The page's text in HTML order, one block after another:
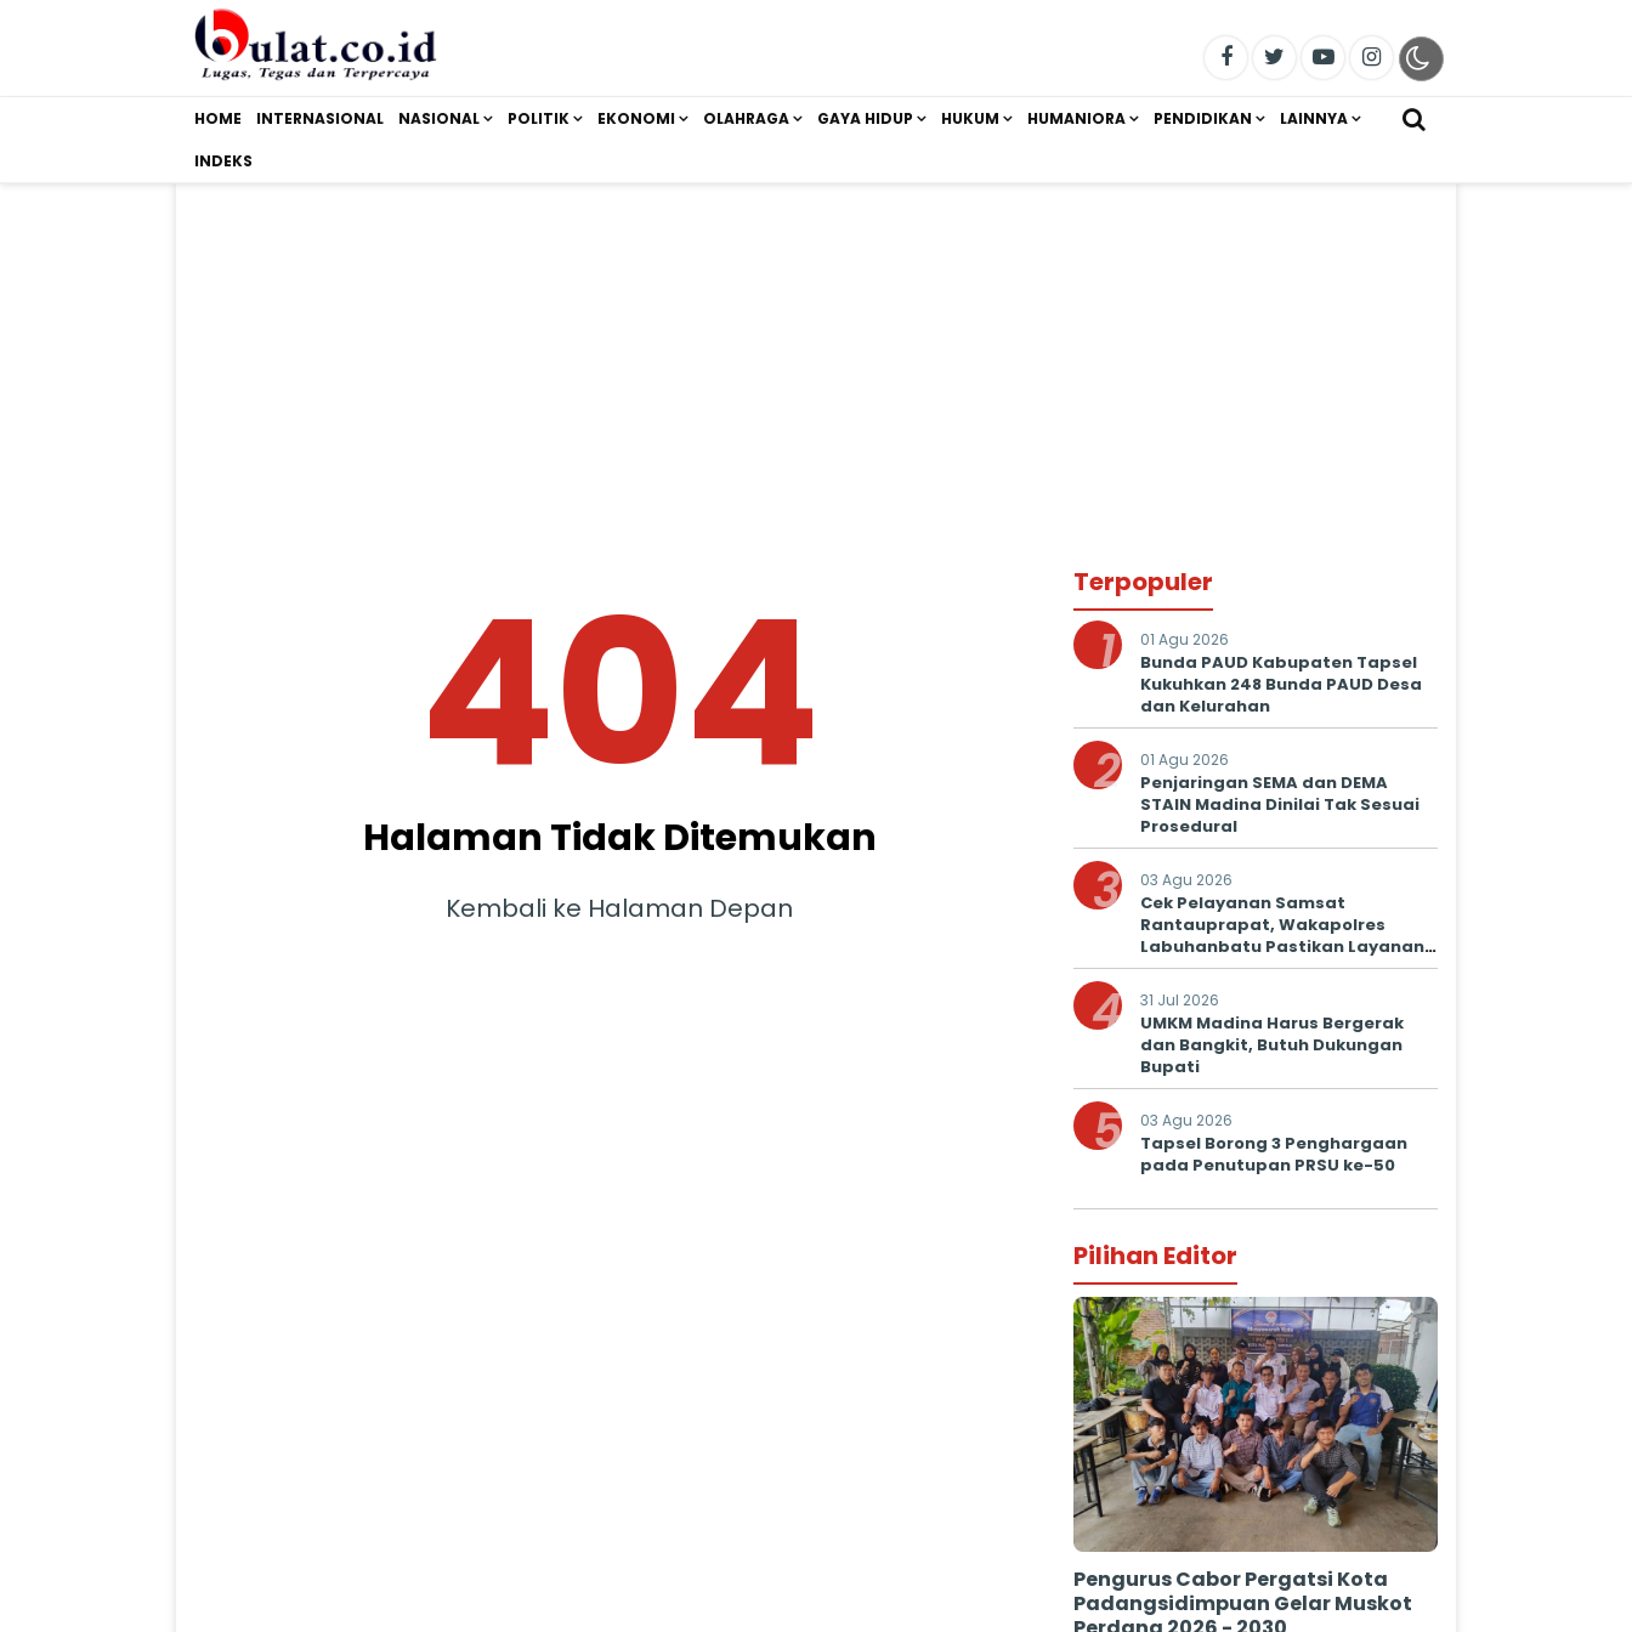
HOME INTERNASIONAL NASIONAL POLITIK EKONOMI OLAHRAGA GAYA HIDUP HUKUM HUMANIORA PENDIDIKAN LAINNYA
INDEKS
404
Halaman Tidak Ditemukan
Kembali ke Halaman Depan
Terpopuler
1 01 Agu 2026
Bunda PAUD Kabupaten Tapsel
Kukuhkan 248 Bunda PAUD Desa
dan Kelurahan
2 01 Agu 2026
Penjaringan SEMA dan DEMA
STAIN Madina Dinilai Tak Sesuai
Prosedural
3 03 Agu 2026
Cek Pelayanan Samsat
Rantauprapat, Wakapolres
Labuhanbatu Pastikan Layanan
Prima untuk Masyarakat
4 31 Jul 2026
UMKM Madina Harus Bergerak
dan Bangkit, Butuh Dukungan
Bupati
5 03 Agu 2026
Tapsel Borong 3 Penghargaan
pada Penutupan PRSU ke-50
Pilihan Editor
Pengurus Cabor Pergatsi Kota
Padangsidimpuan Gelar Muskot